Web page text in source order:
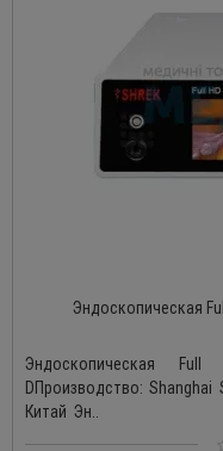
Эндоскопическая
Эндоскопическая Full
DПроизводство:
Китай Эн..